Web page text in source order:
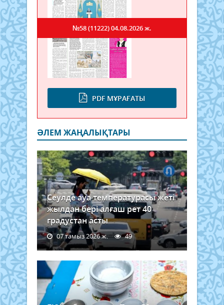
PDF МҰРАҒАТЫ
№58 (11222)04.08.2026 ж.
ӘЛЕМ ЖАҢАЛЫҚТАРЫ
Сеулде ауа температурасы жеті
жылдан бері алғаш рет 40
градустан асты
07 тамыз 2026 ж. 49